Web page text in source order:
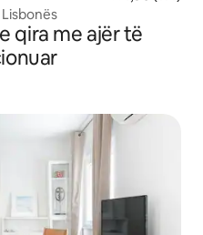
qira me ajër të